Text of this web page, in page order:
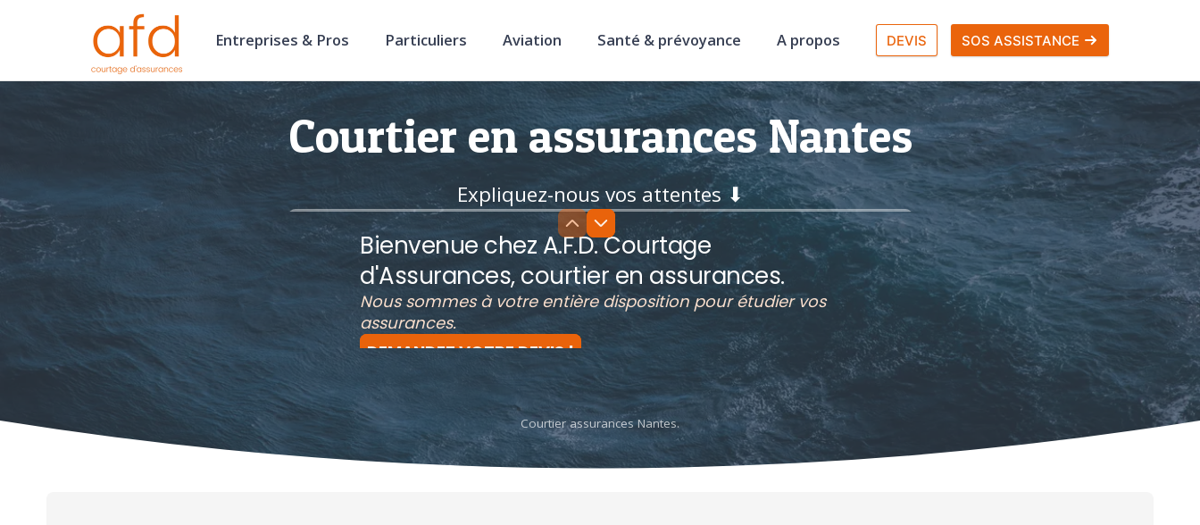
Entreprises & Pros Particuliers Aviation Santé & prévoyance A propos DEVIS SOS ASSISTANCE
Courtier en assurances Nantes
Expliquez-nous vos attentes ⬇
Courtier assurances Nantes.